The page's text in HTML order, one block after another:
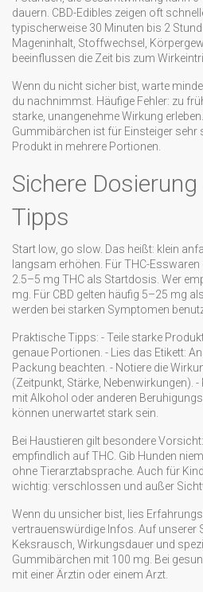
dauern. CBD-Edibles zeigen oft
typischerweise 30 Minuten bis 2
Mageninhalt, Stoffwechsel,
beeinflussen die Zeit bis zum
Wenn du nicht sicher bist, warte
du nachnimmst. Häufige Fehler: zu
starke, unangenehme Wirkung
Gummibärchen ist für Einsteiger sehr
Produkt in mehrere Portionen.
Sichere
Tipps
Start low, go slow. Das heißt: klein
langsam erhöhen. Für THC-
2.5–5 mg THC als Startdosis. Wer
mg. Für CBD gelten häufig 5–25 mg
werden bei starken Symptomen
Praktische Tipps: - Teile starke
genaue Portionen. - Lies das Etikett:
Packung beachten. - Notiere die
(Zeitpunkt, Stärke, Nebenwirkungen).
mit Alkohol oder anderen
können unerwartet stark sein.
Bei Haustieren gilt besondere
empfindlich auf THC. Gib Hunden
ohne Tierarztabsprache. Auch für
wichtig: verschlossen und außer
Wenn du unsicher bist, lies
vertrauenswürdige Infos. Auf unserer
Keksrausch, Wirkungsdauer und
Gummibärchen mit 100 mg. Bei
mit einer Ärztin oder einem Arzt.